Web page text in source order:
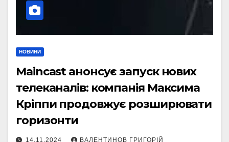
НОВИНИ
Maincast анонсує запуск нових
телеканалів: компанія Максима
Кріппи продовжує розширювати
горизонти
14.11.2024 ВАЛЕНТИНОВ ГРИГОРІЙ